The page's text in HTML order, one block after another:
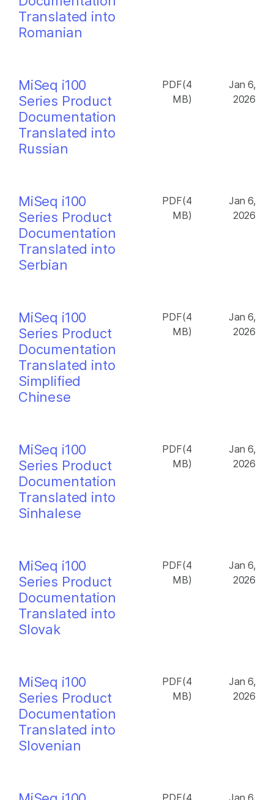
Translated into
Romanian
MiSeq i100
Series Product
Documentation
Translated into
Russian
PDF(4
MB)
Jan 6,
2026
MiSeq i100
Series Product
Documentation
Translated into
Serbian
PDF(4
MB)
Jan 6,
2026
MiSeq i100
Series Product
Documentation
Translated into
Simplified
Chinese
PDF(4
MB)
Jan 6,
2026
MiSeq i100
Series Product
Documentation
Translated into
Sinhalese
PDF(4
MB)
Jan 6,
2026
MiSeq i100
Series Product
Documentation
Translated into
Slovak
PDF(4
MB)
Jan 6,
2026
MiSeq i100
Series Product
Documentation
Translated into
Slovenian
PDF(4
MB)
Jan 6,
2026
PDF(4
Jan 6,